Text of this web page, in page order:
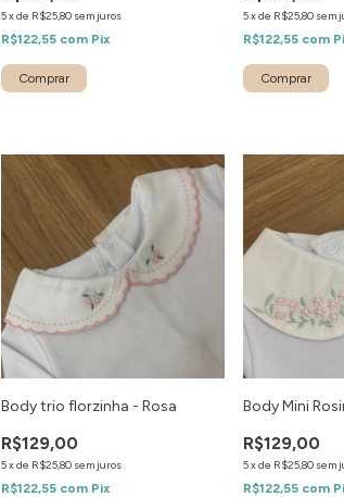
5xde R$25,80 sem juros
R$122,55 com Pix
5xde R$25,80 sem
R$122,55 com
Body trio florzinha - Rosa
R$129,00
5xde R$25,80 sem juros
R$122,55 com Pix
Body Mini
R$129,00
5xde R$25,80 sem
R$122,55 com